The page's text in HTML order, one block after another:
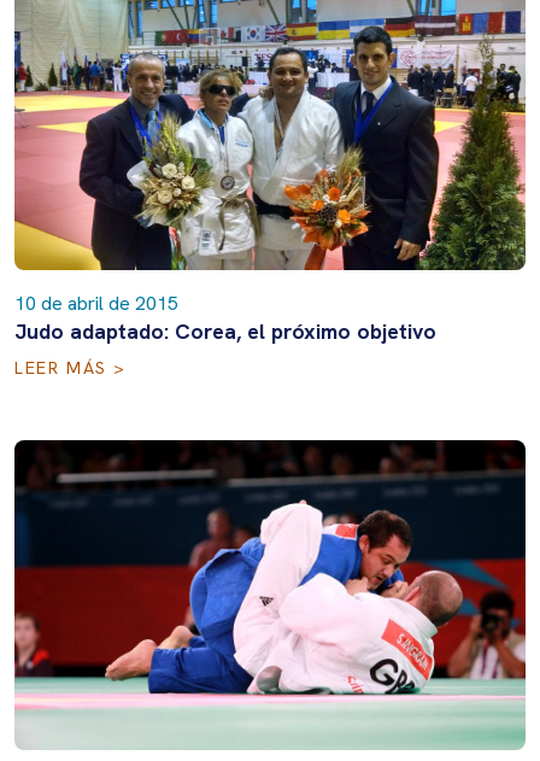
10 de abril de 2015
Judo adaptado: Corea, el próximo objetivo
LEER MÁS >